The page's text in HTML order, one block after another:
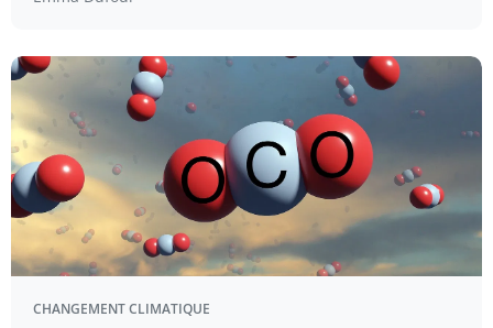
CHANGEMENT CLIMATIQUE